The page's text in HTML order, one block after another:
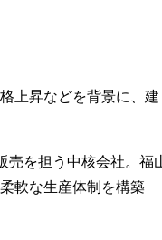
上昇などを背景に、建
売を担う中核会社。福
軟な生産体制を構築